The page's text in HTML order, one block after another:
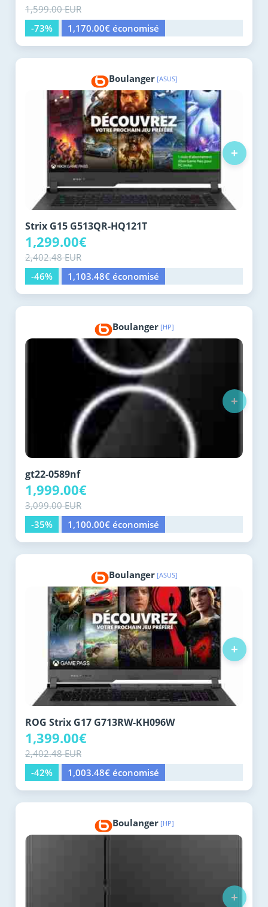
1,599.00 EUR
-73%
1,170.00€ économisé
Boulanger [ASUS]
Strix G15 G513QR-HQ121T
1,299.00€
2,402.48 EUR
-46%
1,103.48€ économisé
+
Boulanger [HP]
gt22-0589nf
1,999.00€
3,099.00 EUR
-35%
1,100.00€ économisé
+
Boulanger [ASUS]
ROG Strix G17 G713RW-KH096W
1,399.00€
2,402.48 EUR
-42%
1,003.48€ économisé
+
Boulanger [HP]
+